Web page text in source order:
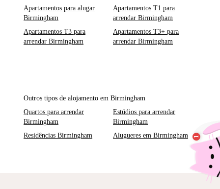
Apartamentos para alugar
Birmingham
Apartamentos T1 para
arrendar Birmingham
Apartamentos T3 para
arrendar Birmingham
Apartamentos T3+ para
arrendar Birmingham
Outros tipos de alojamento em Birmingham
Quartos para arrendar
Birmingham
Estúdios para arrendar
Birmingham
Residências Birmingham
Alugueres em Birmingham